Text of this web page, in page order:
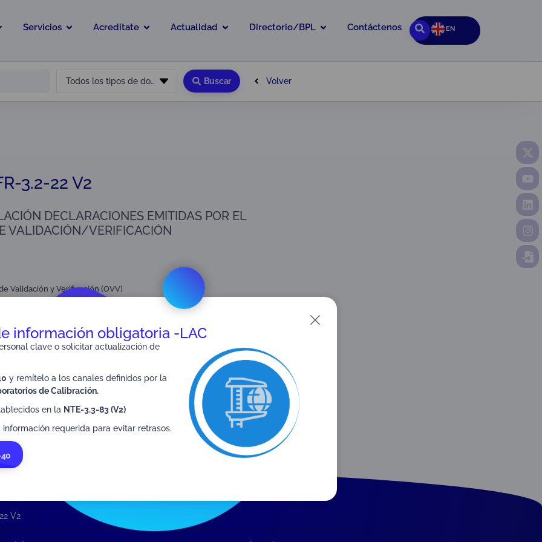
Servicios Acredítate Actualidad Directorio/BPL Contáctenos EN
Todos los tipos de documento Buscar Volver
3.2-22 V2
DECLARACIONES EMITIDAS POR EL
VALIDACIÓN/VERIFICACIÓN
Validación y Verificación (OVV)
SIGUIENTE
Anexo 2 FR-3.2-27 V3
V2
información obligatoria -LAC
clave o solicitar actualización de
y remítelo a los canales definidos por la
de Calibración.
en la NTE-3.3-83 (V2)
requerida para evitar retrasos.